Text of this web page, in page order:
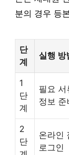
분의 경우 등
단
계
실행 방
1
단
계
필요 서
정보 준
2
단
온라인
로그인